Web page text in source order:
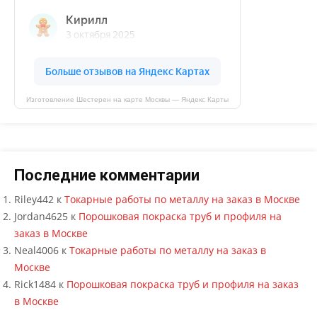
Изготовление Шестерен на карте Москвы — Яндекс Карты
Последние комментарии
Riley442 к Токарные работы по металлу на заказ в Москве
Jordan4625 к Порошковая покраска труб и профиля на
заказ в Москве
Neal4006 к Токарные работы по металлу на заказ в
Москве
Rick1484 к Порошковая покраска труб и профиля на заказ
в Москве